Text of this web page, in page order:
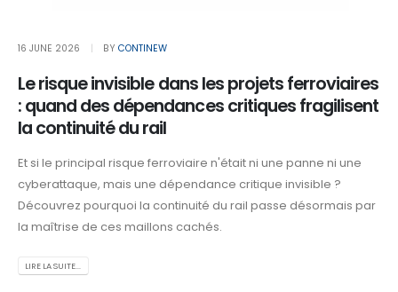
16 JUNE 2026 BY CONTINEW
Le risque invisible dans les projets ferroviaires
: quand des dépendances critiques fragilisent
la continuité du rail
Et si le principal risque ferroviaire n'était ni une panne ni une
cyberattaque, mais une dépendance critique invisible ?
Découvrez pourquoi la continuité du rail passe désormais par
la maîtrise de ces maillons cachés.
LIRE LA SUITE...